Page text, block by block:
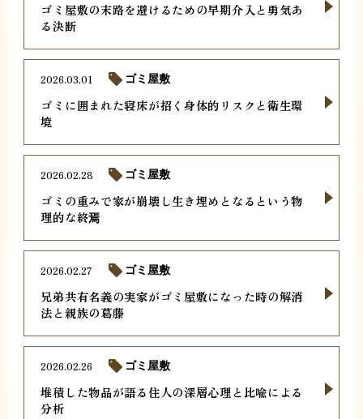
ゴミ屋敷の末路を避けるための早期介入と勇気あ
る決断
ゴミに囲まれた寝床が招く身体的リスクと衛生環
境
2026.03.01 ゴミ屋敷
ゴミの重みで家が崩壊し生き埋めとなるという物
理的な終焉
2026.02.28 ゴミ屋敷
兄弟共有名義の実家がゴミ屋敷になった時の解消
法と親族の葛藤
2026.02.27 ゴミ屋敷
堆積した物品が語る住人の深層心理と比喩による
分析
2026.02.26 ゴミ屋敷